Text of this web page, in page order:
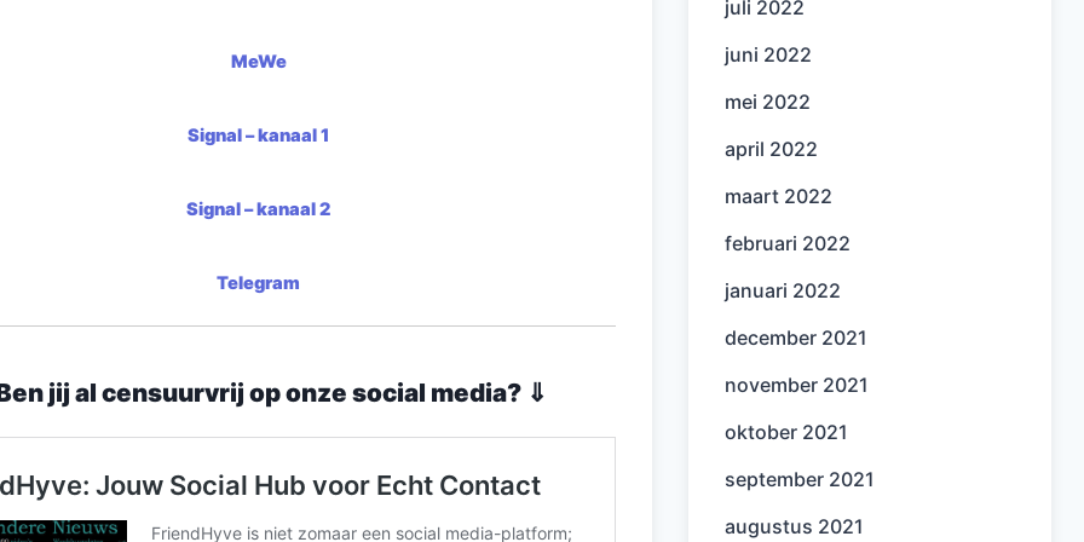
MeWe
Signal – kanaal 1
Signal – kanaal 2
Telegram
jij al censuurvrij op onze social media? ⇓
juli 2022
juni 2022
mei 2022
april 2022
maart 2022
februari 2022
januari 2022
december 2021
november 2021
oktober 2021
september 2021
augustus 2021